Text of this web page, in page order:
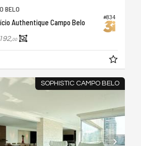
#834
BELO
Authentique Campo Belo
192,00
SOPHISTIC CAMPO BELO